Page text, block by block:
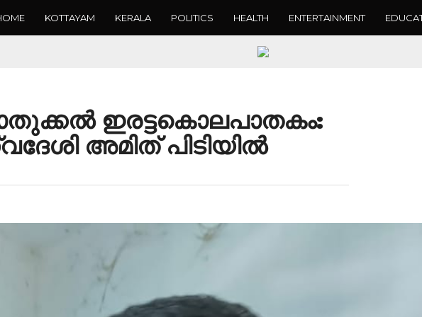
KOTTAYAM KERALA POLITICS HEALTH ENTERTAINMENT
ഇരട്ടകൊലപാതകം:
അമിത് പിടിയിൽ